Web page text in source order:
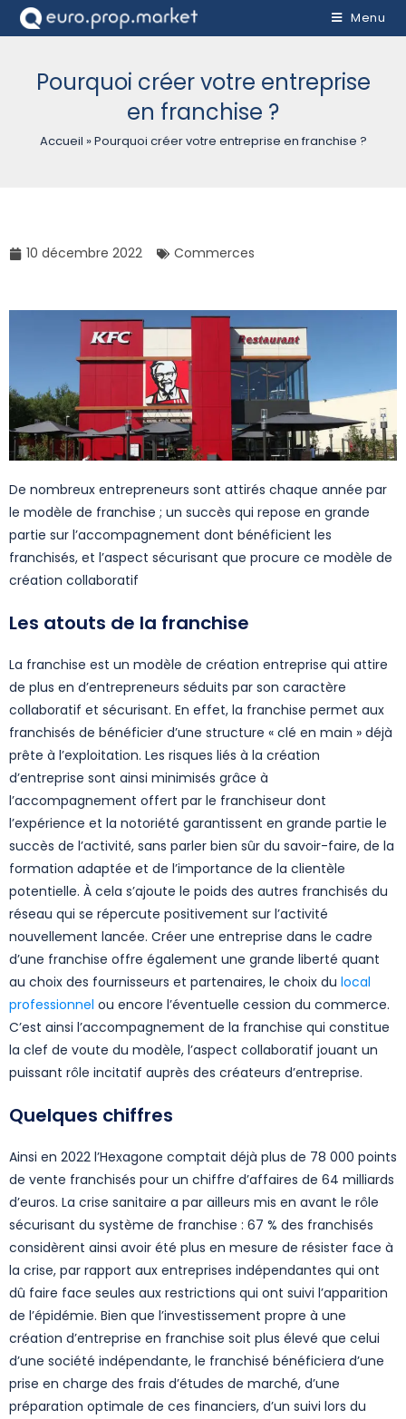
Menu
Pourquoi créer votre entreprise
en franchise ?
Accueil »Pourquoi créer votre entreprise en franchise ?
10 décembre 2022 Commerces
De nombreux entrepreneurs sont attirés chaque année par
le modèle de franchise ; un succès qui repose en grande
partie sur l’accompagnement dont bénéficient les
franchisés, et l’aspect sécurisant que procure ce modèle de
création collaboratif
Les atouts de la franchise
La franchise est un modèle de création entreprise qui attire
de plus en d’entrepreneurs séduits par son caractère
collaboratif et sécurisant. En effet, la franchise permet aux
franchisés de bénéficier d’une structure « clé en main » déjà
prête à l’exploitation. Les risques liés à la création
d’entreprise sont ainsi minimisés grâce à
l’accompagnement offert par le franchiseur dont
l’expérience et la notoriété garantissent en grande partie le
succès de l’activité, sans parler bien sûr du savoir-faire, de la
formation adaptée et de l’importance de la clientèle
potentielle. À cela s’ajoute le poids des autres franchisés du
réseau qui se répercute positivement sur l’activité
nouvellement lancée. Créer une entreprise dans le cadre
d’une franchise offre également une grande liberté quant
au choix des fournisseurs et partenaires, le choix du local
professionnel ou encore l’éventuelle cession du commerce.
C’est ainsi l’accompagnement de la franchise qui constitue
la clef de voute du modèle, l’aspect collaboratif jouant un
puissant rôle incitatif auprès des créateurs d’entreprise.
Quelques chiffres
Ainsi en 2022 l’Hexagone comptait déjà plus de 78 000 points
de vente franchisés pour un chiffre d’affaires de 64 milliards
d’euros. La crise sanitaire a par ailleurs mis en avant le rôle
sécurisant du système de franchise : 67 % des franchisés
considèrent ainsi avoir été plus en mesure de résister face à
la crise, par rapport aux entreprises indépendantes qui ont
dû faire face seules aux restrictions qui ont suivi l’apparition
de l’épidémie. Bien que l’investissement propre à une
création d’entreprise en franchise soit plus élevé que celui
d’une société indépendante, le franchisé bénéficiera d’une
prise en charge des frais d’études de marché, d’une
préparation optimale de ces financiers, d’un suivi lors du